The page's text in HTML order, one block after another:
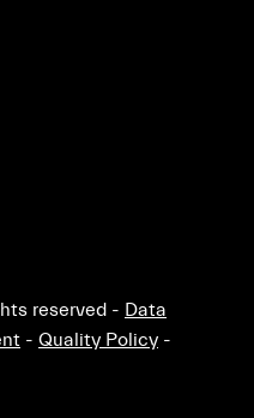
reserved - Data
- Quality Policy -